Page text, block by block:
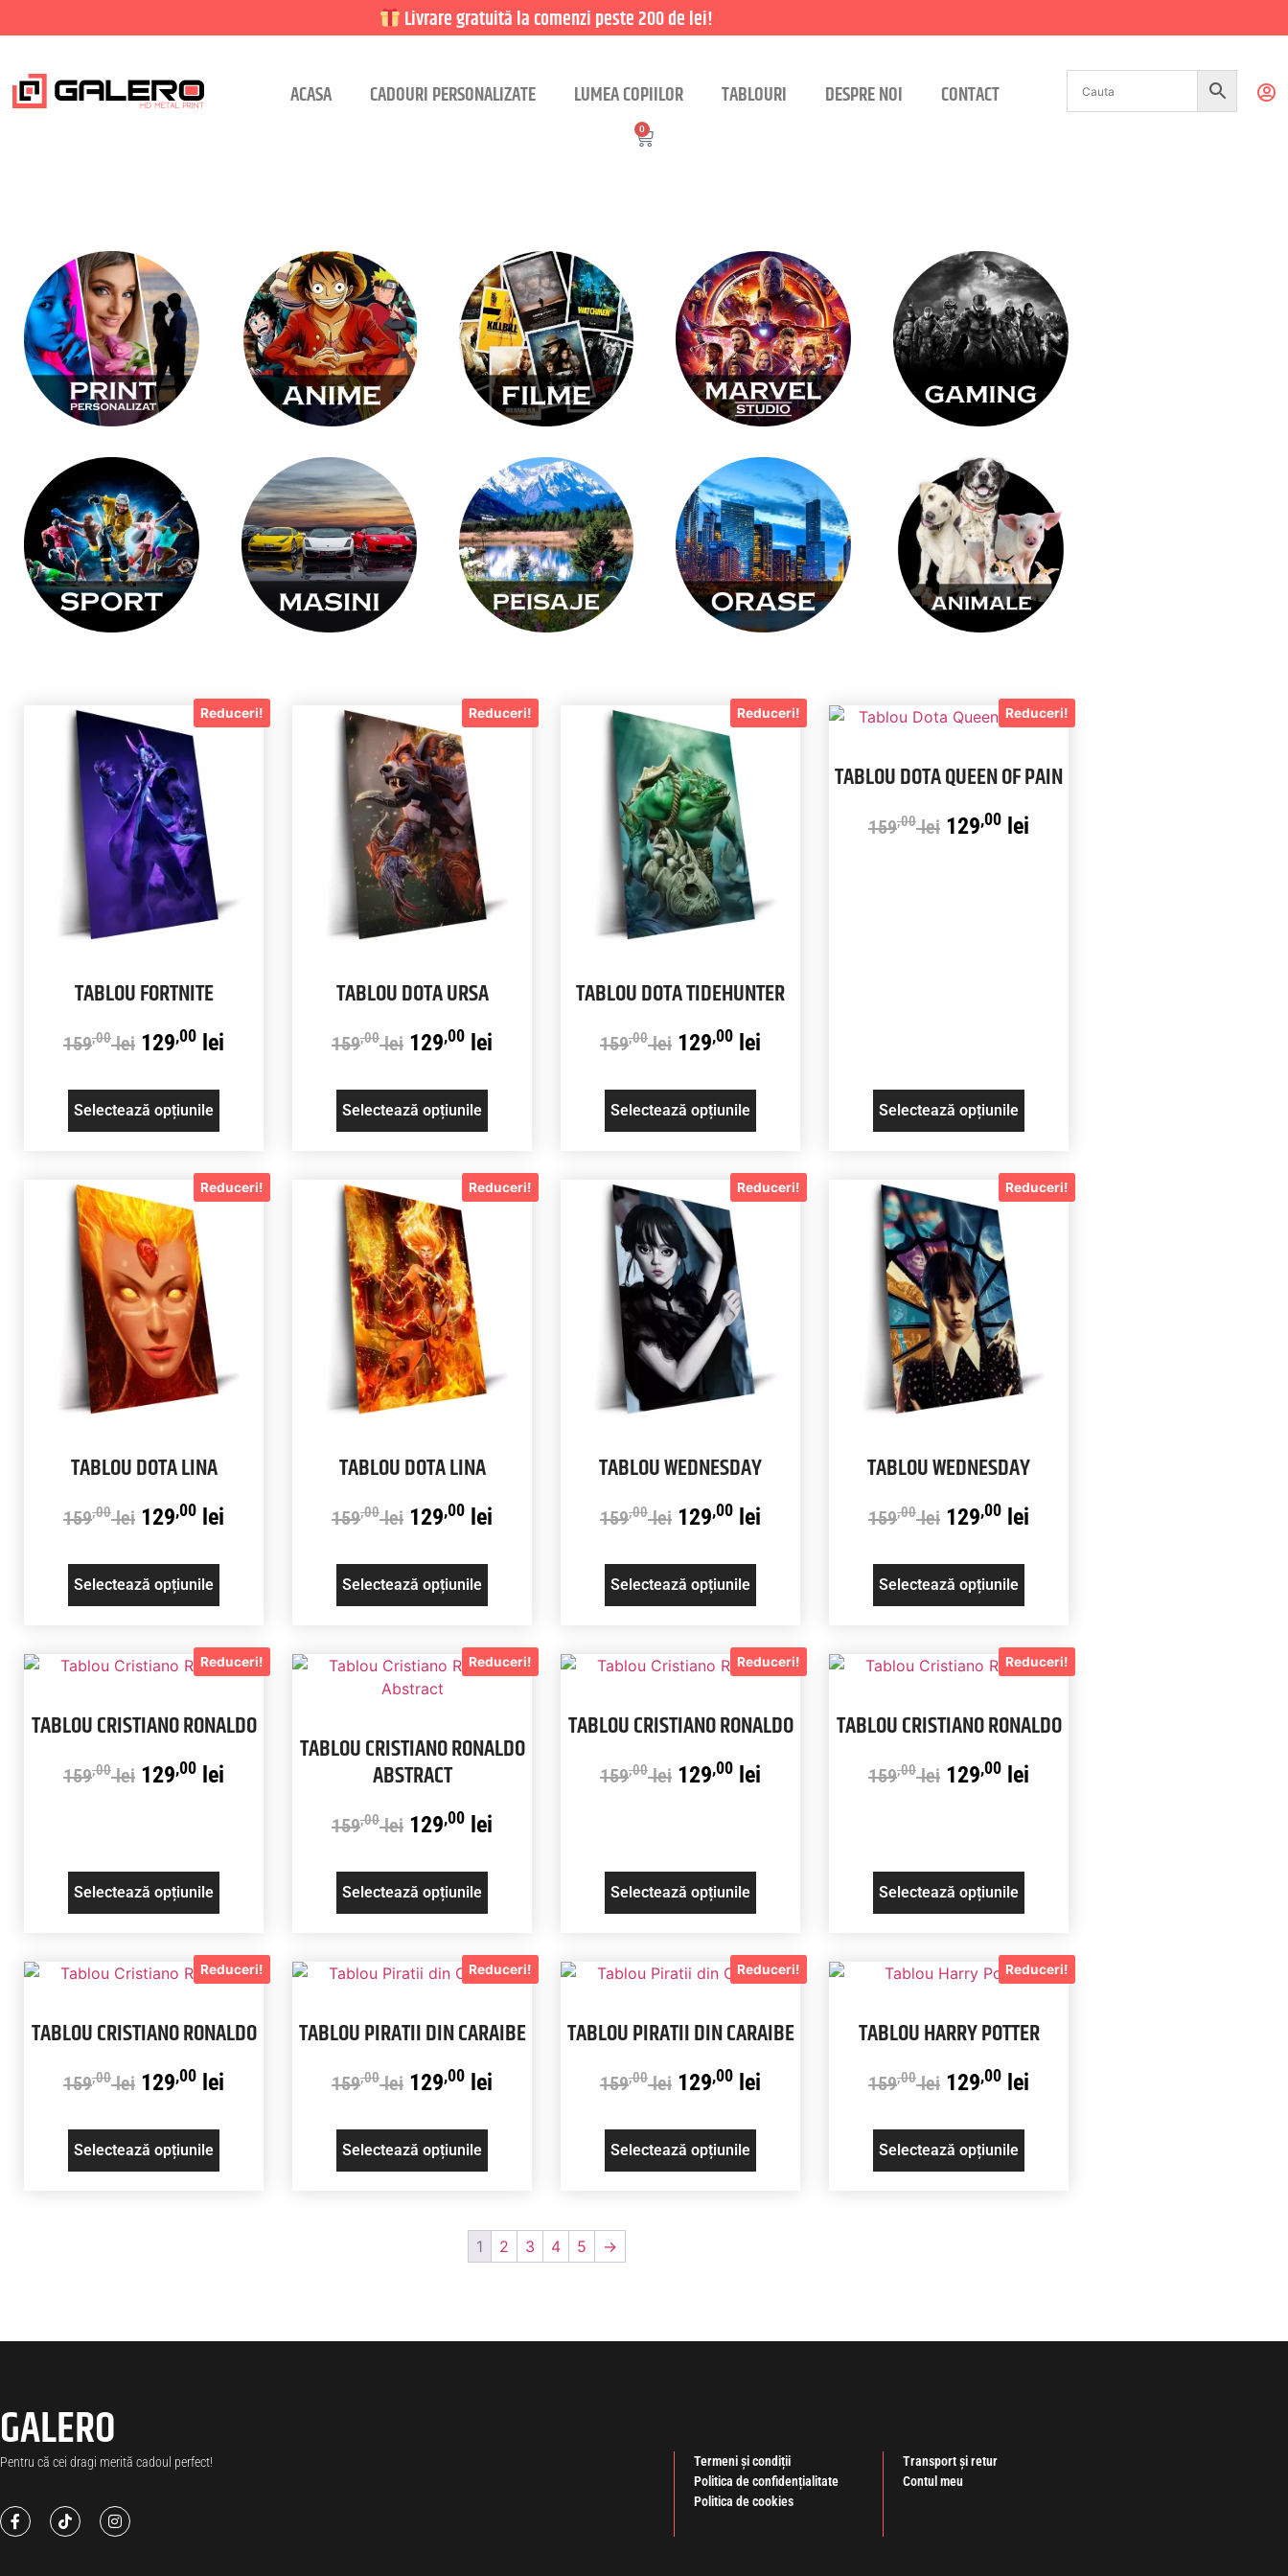
Livrare gratuită la comenzi peste 200 de lei!
ACASA CADOURI PERSONALIZATE LUMEA COPIILOR TABLOURI DESPRE NOI CONTACT
0
Reduceri!
TABLOU FORTNITE
159,00 lei 129,00 lei
Selectează opțiunile
Reduceri!
TABLOU DOTA URSA
159,00 lei 129,00 lei
Selectează opțiunile
Reduceri!
TABLOU DOTA TIDEHUNTER
159,00 lei 129,00 lei
Selectează opțiunile
Reduceri!
TABLOU DOTA QUEEN OF PAIN
159,00 lei 129,00 lei
Selectează opțiunile
Reduceri!
TABLOU DOTA LINA
159,00 lei 129,00 lei
Selectează opțiunile
Reduceri!
TABLOU DOTA LINA
159,00 lei 129,00 lei
Selectează opțiunile
Reduceri!
TABLOU WEDNESDAY
159,00 lei 129,00 lei
Selectează opțiunile
Reduceri!
TABLOU WEDNESDAY
159,00 lei 129,00 lei
Selectează opțiunile
Reduceri!
TABLOU CRISTIANO RONALDO
159,00 lei 129,00 lei
Selectează opțiunile
Reduceri!
TABLOU CRISTIANO RONALDO
ABSTRACT
159,00 lei 129,00 lei
Selectează opțiunile
Reduceri!
TABLOU CRISTIANO RONALDO
159,00 lei 129,00 lei
Selectează opțiunile
Reduceri!
TABLOU CRISTIANO RONALDO
159,00 lei 129,00 lei
Selectează opțiunile
Reduceri!
TABLOU CRISTIANO RONALDO
159,00 lei 129,00 lei
Selectează opțiunile
Reduceri!
TABLOU PIRATII DIN CARAIBE
159,00 lei 129,00 lei
Selectează opțiunile
Reduceri!
TABLOU PIRATII DIN CARAIBE
159,00 lei 129,00 lei
Selectează opțiunile
Reduceri!
TABLOU HARRY POTTER
159,00 lei 129,00 lei
Selectează opțiunile
1 2 3 4 5 →
GALERO
Pentru că cei dragi merită cadoul perfect!
Termeni și condiții
Politica de confidențialitate
Politica de cookies
Transport și retur
Contul meu